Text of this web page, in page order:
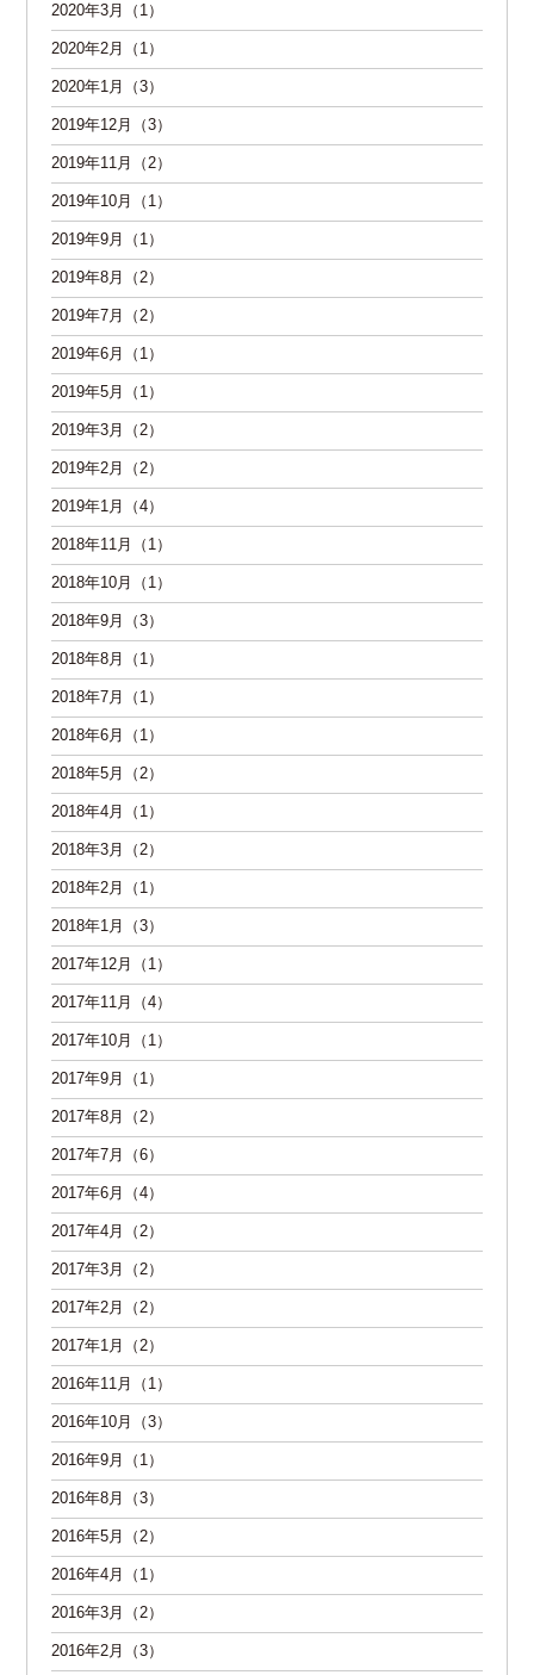
2020年3月（1）
2020年2月（1）
2020年1月（3）
2019年12月（3）
2019年11月（2）
2019年10月（1）
2019年9月（1）
2019年8月（2）
2019年7月（2）
2019年6月（1）
2019年5月（1）
2019年3月（2）
2019年2月（2）
2019年1月（4）
2018年11月（1）
2018年10月（1）
2018年9月（3）
2018年8月（1）
2018年7月（1）
2018年6月（1）
2018年5月（2）
2018年4月（1）
2018年3月（2）
2018年2月（1）
2018年1月（3）
2017年12月（1）
2017年11月（4）
2017年10月（1）
2017年9月（1）
2017年8月（2）
2017年7月（6）
2017年6月（4）
2017年4月（2）
2017年3月（2）
2017年2月（2）
2017年1月（2）
2016年11月（1）
2016年10月（3）
2016年9月（1）
2016年8月（3）
2016年5月（2）
2016年4月（1）
2016年3月（2）
2016年2月（3）